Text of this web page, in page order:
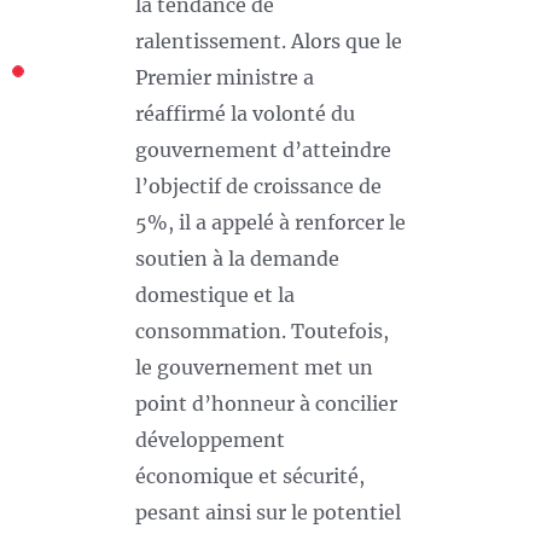
la tendance de
ralentissement. Alors que le
Premier ministre a
réaffirmé la volonté du
gouvernement d’atteindre
l’objectif de croissance de
5%, il a appelé à renforcer le
soutien à la demande
domestique et la
consommation. Toutefois,
le gouvernement met un
point d’honneur à concilier
développement
économique et sécurité,
pesant ainsi sur le potentiel